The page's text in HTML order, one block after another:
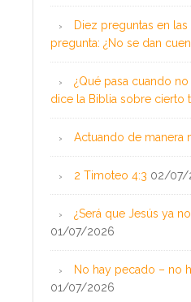
Diez preguntas en
pregunta: ¿No se dan
¿Qué pasa cuando
dice la Biblia sobre cierto
Actuando de manera
2 Timoteo 4:3 02/07/
¿Será que Jesús ya
01/07/2026
No hay pecado – no
01/07/2026